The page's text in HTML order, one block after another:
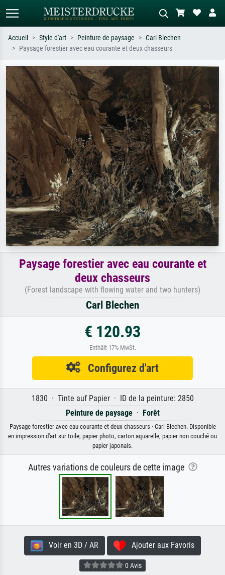
Recherchez par artiste, titre ou style –
ex. Monet, Nuit étoilée,
impressionnisme, vague de Hokusai,
nu.
Décrivez la scène – ex. prairie verte,
abstrait avec beaucoup de rouge,
tableau sombre, nu debout près d'un
arbre.
Accueil Style d'art Peinture de paysage
Carl Blechen
Paysage forestier avec eau courante et deux chasseurs
Paysage forestier avec eau courante et
deux chasseurs
(Forest landscape with flowing water and two hunters)
Carl Blechen
€ 120.93
Enthält 17% MwSt.
Configurez d'art
1830 · Tinte auf Papier · ID de la peinture: 2850
Peinture de paysage· Forêt
Paysage forestier avec eau courante et deux chasseurs · Carl Blechen. Disponible
en impression d'art sur toile, papier photo, carton aquarelle, papier non couché ou
papier japonais.
Autres variations de couleurs de cette image
Voir en 3D / AR Ajouter aux Favoris
0 Avis